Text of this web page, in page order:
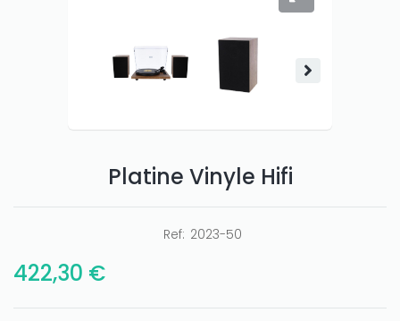
Platine Vinyle Hifi
Ref: 2023-50
422,30 €